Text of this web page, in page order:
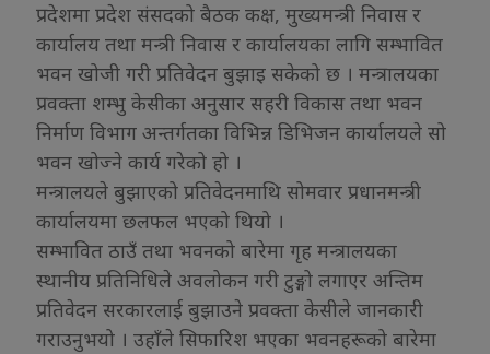
प्रदेशमा प्रदेश संसदको बैठक कक्ष, मुख्यमन्त्री निवास र
कार्यालय तथा मन्त्री निवास र कार्यालयका लागि सम्भावित
भवन खोजी गरी प्रतिवेदन बुझाइ सकेको छ । मन्त्रालयका
प्रवक्ता शम्भु केसीका अनुसार सहरी विकास तथा भवन
निर्माण विभाग अन्तर्गतका विभिन्न डिभिजन कार्यालयले सो
भवन खोज्ने कार्य गरेको हो ।
मन्त्रालयले बुझाएको प्रतिवेदनमाथि सोमवार प्रधानमन्त्री
कार्यालयमा छलफल भएको थियो ।
सम्भावित ठाउँ तथा भवनको बारेमा गृह मन्त्रालयका
स्थानीय प्रतिनिधिले अवलोकन गरी टुङ्गो लगाएर अन्तिम
प्रतिवेदन सरकारलाई बुझाउने प्रवक्ता केसीले जानकारी
गराउनुभयो । उहाँले सिफारिश भएका भवनहरूको बारेमा